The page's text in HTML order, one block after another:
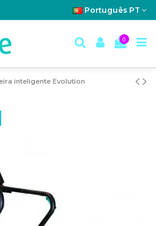
Português PT
0
inteligente Evolution